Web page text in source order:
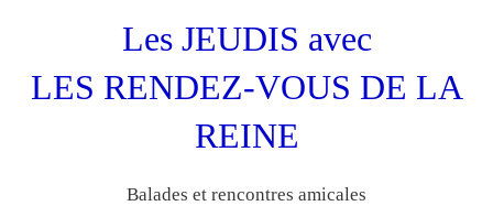
Les JEUDIS avec
LES RENDEZ-VOUS DE LA
REINE
Balades et rencontres amicales